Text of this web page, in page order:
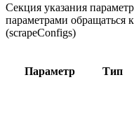
Секция указания
параметрами обращаться к
(scrapeConfigs)
Параметр Тип